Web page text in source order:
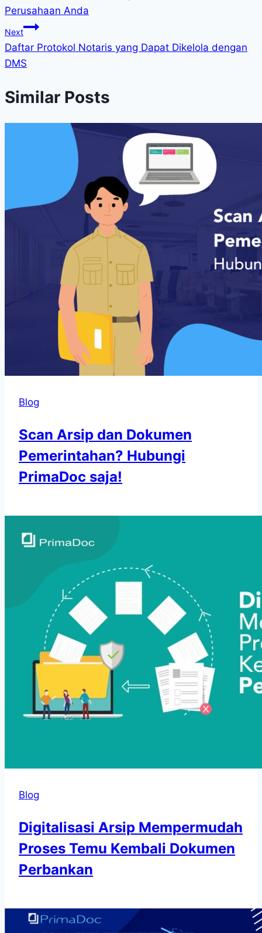
Perusahaan Anda
Next
Daftar Protokol Notaris yang Dapat Dikelola dengan
DMS
Similar Posts
Blog
Scan Arsip dan Dokumen
Pemerintahan? Hubungi
PrimaDoc saja!
Blog
Digitalisasi Arsip Mempermudah
Proses Temu Kembali Dokumen
Perbankan